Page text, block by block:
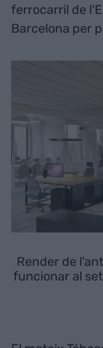
ferrocarril de
Barcelona per
Render de
funcionar al